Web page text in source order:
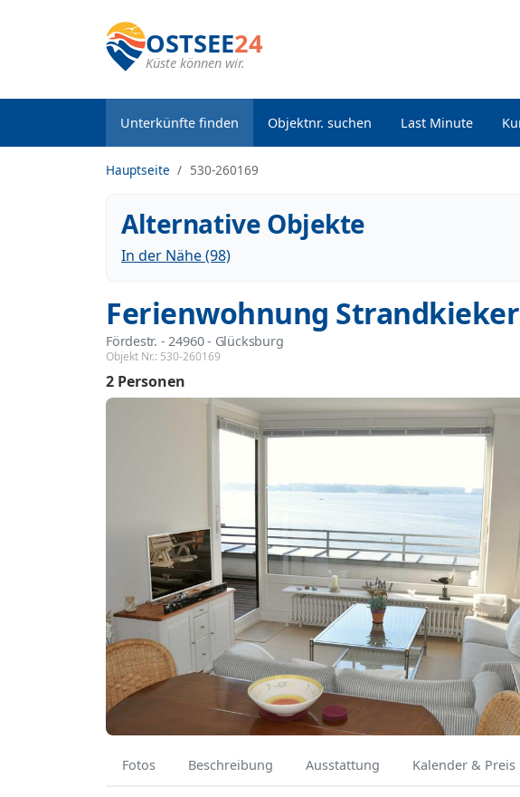
OSTSEE24
Küste können wir.
Unterkünfte finden Objektnr. suchen Last Minute
Hauptseite 530-260169
Alternative Objekte
In der Nähe (98)
Ferienwohnung
Fördestr. - 24960 - Glücksburg
Objekt Nr.: 530-260169
2 Personen
Fotos Beschreibung Ausstattung Kalender & Preis